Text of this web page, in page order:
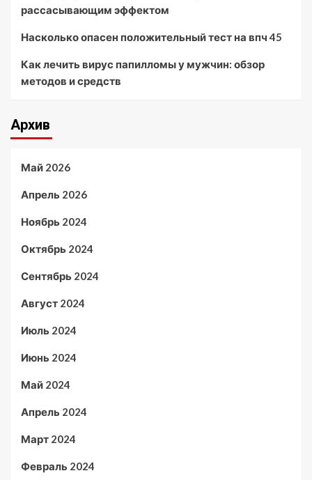
рассасывающим эффектом
Насколько опасен положительный тест на впч 45
Как лечить вирус папилломы у мужчин: обзор
методов и средств
Архив
Май 2026
Апрель 2026
Ноябрь 2024
Октябрь 2024
Сентябрь 2024
Август 2024
Июль 2024
Июнь 2024
Май 2024
Апрель 2024
Март 2024
Февраль 2024